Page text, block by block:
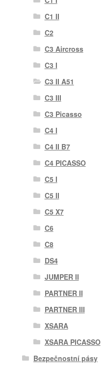
C1 II
C2
C3 Aircross
C3 I
C3 II A51
C3 III
C3 Picasso
C4 I
C4 II B7
C4 PICASSO
C5 I
C5 II
C5 X7
C6
C8
DS4
JUMPER II
PARTNER II
PARTNER III
XSARA
XSARA PICASSO
Bezpečnostní pásy